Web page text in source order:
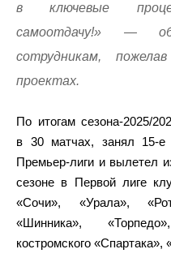
в ключевые
самоотдачу!» —
сотрудникам,
проектах.
По итогам сезона‑2025/
в 30 матчах, занял
Премьер‑лиги и вылетел
сезоне в Первой лиге
«Сочи», «Урала»,
«Шинника»,
костромского